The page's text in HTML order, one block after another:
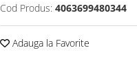
Cod Produs: 4063699480344
Adauga la Favorite